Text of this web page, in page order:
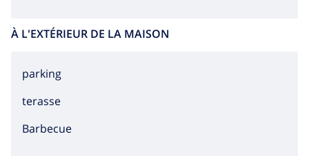
À L'EXTÉRIEUR DE LA MAISON
parking
terasse
barbecue